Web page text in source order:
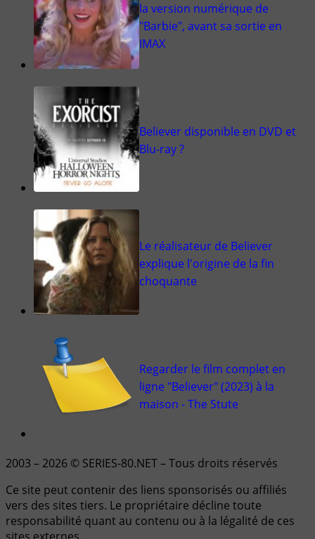
la version numérique de
"Barbie", avant sa sortie en
IMAX
Believer disponible en DVD et
Blu-ray ?
Le réalisateur de Believer
explique l'origine de la fin
choquante
Regarder le film complet en
ligne "Believer" (2023) à la
maison - The Stute
2003 – 2026 © SERIES-80.NET – Tous droits réservés
Ce site peut contenir des liens sponsorisés ou affiliés
vers des sites tiers. Le propriétaire décline toute
responsabilité quant au contenu ou à la légalité de ces